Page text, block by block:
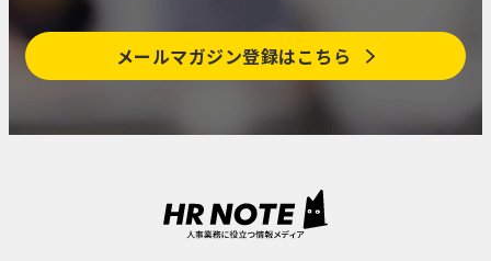
メールマガジン登録はこちら